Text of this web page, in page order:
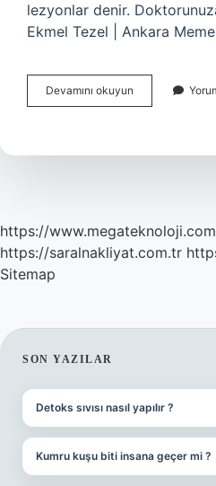
lezyonlar denir.
Ekmel Tezel | Ankara
Devamını okuyun Heterojen
Karakter
https://www.megateknoloji.com
https://saralnakliyat.com.tr
Sitemap
SIDEBAR
SON YAZILAR
Detoks sıvısı nasıl yapılır ?
Kumru kuşu biti insana geçer mi ?